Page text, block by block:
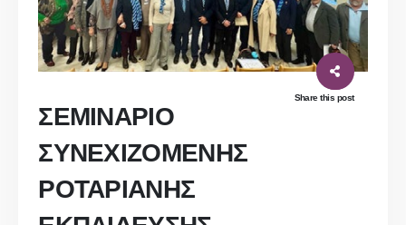
Share this post
ΣΕΜΙΝΑΡΙΟ
ΣΥΝΕΧΙΖΟΜΕΝΗΣ
ΡΟΤΑΡΙΑΝΗΣ